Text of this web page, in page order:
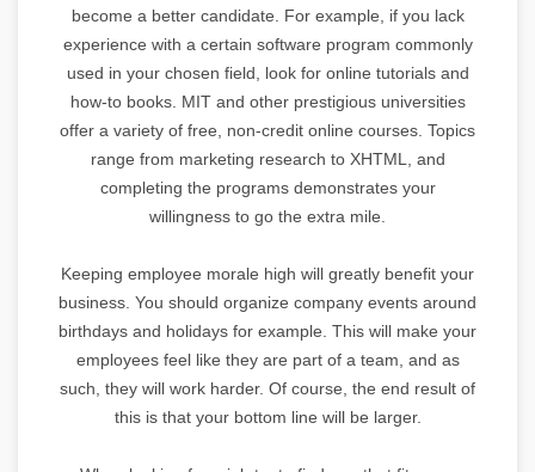
become a better candidate. For example, if you lack
experience with a certain software program commonly
used in your chosen field, look for online tutorials and
how-to books. MIT and other prestigious universities
offer a variety of free, non-credit online courses. Topics
range from marketing research to XHTML, and
completing the programs demonstrates your
willingness to go the extra mile.
Keeping employee morale high will greatly benefit your
business. You should organize company events around
birthdays and holidays for example. This will make your
employees feel like they are part of a team, and as
such, they will work harder. Of course, the end result of
this is that your bottom line will be larger.